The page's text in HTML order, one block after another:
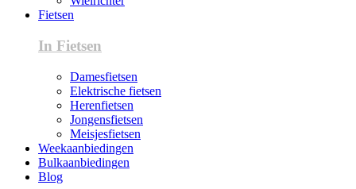
Fietsen
In Fietsen
Damesfietsen
Elektrische fietsen
Herenfietsen
Jongensfietsen
Meisjesfietsen
Weekaanbiedingen
Bulkaanbiedingen
Blog